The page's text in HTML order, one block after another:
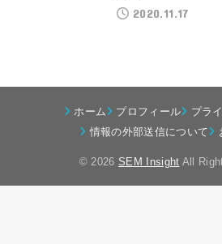
2020.11.17
ホーム プロフィール
プラ
情報の外部送信について
© 2026 SEM Insight All